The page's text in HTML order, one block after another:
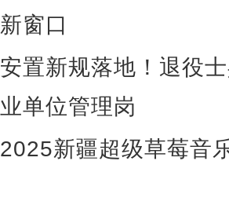
新窗口
安置新规落地！退役
业单位管理岗
2025新疆超级草莓音